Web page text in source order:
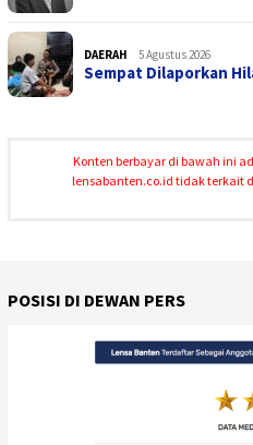
DAERAH 5 Agustus 2026
Sempat Dilaporkan
Konten berbayar di bawah ini
lensabanten.co.id tidak terkait
POSISI DI DEWAN PERS